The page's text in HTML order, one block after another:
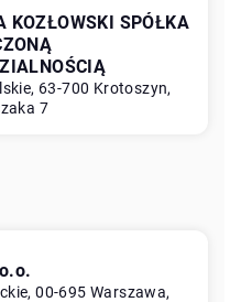
KOZŁOWSKI SPÓŁKA
63-700 Krotoszyn,
7
00-695 Warszawa,